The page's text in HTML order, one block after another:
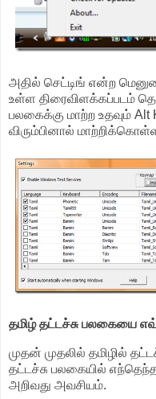
அதில் செட்டிங் என்ற
உள்ள திரைவிளக்கப்படம்
பலகைக்கு மாற்ற உதவும்
விரும்பினால்
தமிழ் தட்டச்சு பலகையை
முதன் முதலில் தமிழில்
தட்டச்சு பலகையில்
அறிவது அவசியம்.